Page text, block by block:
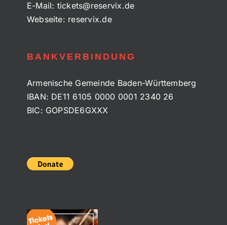
E-Mail: tickets@reservix.de
Webseite: reservix.de
BANKVERBINDUNG
Armenische Gemeinde Baden-Württemberg
IBAN: DE11 6105 0000 0001 2340 26
BIC: GOPSDE6GXXX